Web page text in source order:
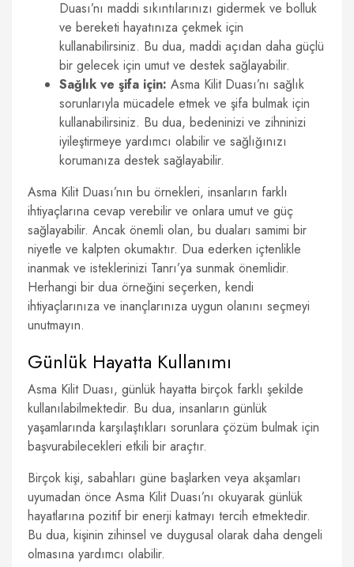
Duası’nı maddi sıkıntılarınızı gidermek ve bolluk
ve bereketi hayatınıza çekmek için
kullanabilirsiniz. Bu dua, maddi açıdan daha güçlü
bir gelecek için umut ve destek sağlayabilir.
Sağlık ve şifa için: Asma Kilit Duası’nı sağlık
sorunlarıyla mücadele etmek ve şifa bulmak için
kullanabilirsiniz. Bu dua, bedeninizi ve zihninizi
iyileştirmeye yardımcı olabilir ve sağlığınızı
korumanıza destek sağlayabilir.
Asma Kilit Duası’nın bu örnekleri, insanların farklı
ihtiyaçlarına cevap verebilir ve onlara umut ve güç
sağlayabilir. Ancak önemli olan, bu duaları samimi bir
niyetle ve kalpten okumaktır. Dua ederken içtenlikle
inanmak ve isteklerinizi Tanrı’ya sunmak önemlidir.
Herhangi bir dua örneğini seçerken, kendi
ihtiyaçlarınıza ve inançlarınıza uygun olanını seçmeyi
unutmayın.
Günlük Hayatta Kullanımı
Asma Kilit Duası, günlük hayatta birçok farklı şekilde
kullanılabilmektedir. Bu dua, insanların günlük
yaşamlarında karşılaştıkları sorunlara çözüm bulmak için
başvurabilecekleri etkili bir araçtır.
Birçok kişi, sabahları güne başlarken veya akşamları
uyumadan önce Asma Kilit Duası’nı okuyarak günlük
hayatlarına pozitif bir enerji katmayı tercih etmektedir.
Bu dua, kişinin zihinsel ve duygusal olarak daha dengeli
olmasına yardımcı olabilir.